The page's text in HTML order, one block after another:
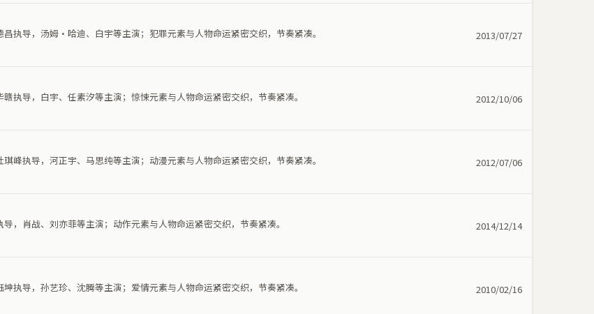
执导，汤姆·哈迪、白宇等主演；犯罪元素与人物命运紧密交织，节奏紧凑。 2013/07/27
执导，白宇、任素汐等主演；惊悚元素与人物命运紧密交织，节奏紧凑。 2012/10/06
峰执导，河正宇、马思纯等主演；动漫元素与人物命运紧密交织，节奏紧凑。 2012/07/06
，肖战、刘亦菲等主演；动作元素与人物命运紧密交织，节奏紧凑。 2014/12/14
执导，孙艺珍、沈腾等主演；爱情元素与人物命运紧密交织，节奏紧凑。 2010/02/16